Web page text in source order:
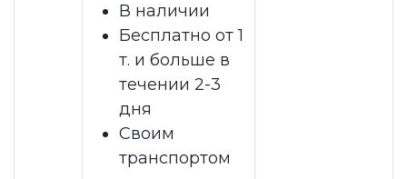
В наличии
Бесплатно от 1
т. и больше в
течении 2-3
дня
Своим
транспортом